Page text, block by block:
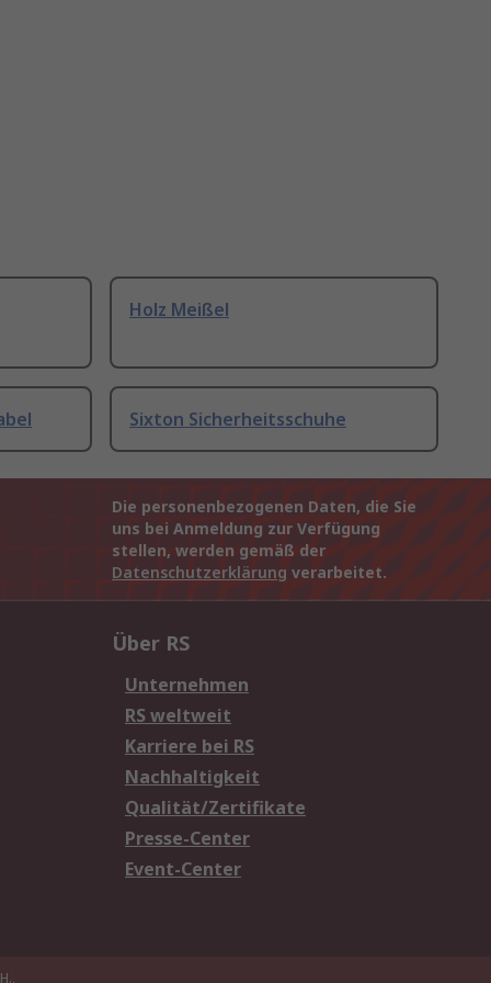
Holz Meißel
Sixton Sicherheitsschuhe
Die personenbezogenen Daten, die Sie
uns bei Anmeldung zur Verfügung
stellen, werden gemäß der
Datenschutzerklärung verarbeitet.
Über RS
Unternehmen
RS weltweit
Karriere bei RS
Nachhaltigkeit
Qualität/Zertifikate
Presse-Center
Event-Center